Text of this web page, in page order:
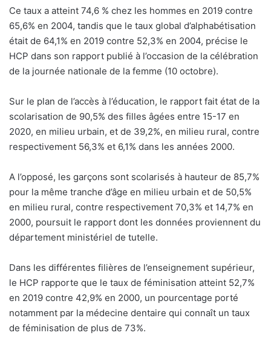
Ce taux a atteint 74,6 % chez les hommes en 2019 contre
65,6% en 2004, tandis que le taux global d’alphabétisation
était de 64,1% en 2019 contre 52,3% en 2004, précise le
HCP dans son rapport publié à l’occasion de la célébration
de la journée nationale de la femme (10 octobre).
Sur le plan de l’accès à l’éducation, le rapport fait état de la
scolarisation de 90,5% des filles âgées entre 15-17 en
2020, en milieu urbain, et de 39,2%, en milieu rural, contre
respectivement 56,3% et 6,1% dans les années 2000.
A l’opposé, les garçons sont scolarisés à hauteur de 85,7%
pour la même tranche d’âge en milieu urbain et de 50,5%
en milieu rural, contre respectivement 70,3% et 14,7% en
2000, poursuit le rapport dont les données proviennent du
département ministériel de tutelle.
Dans les différentes filières de l’enseignement supérieur,
le HCP rapporte que le taux de féminisation atteint 52,7%
en 2019 contre 42,9% en 2000, un pourcentage porté
notamment par la médecine dentaire qui connaît un taux
de féminisation de plus de 73%.